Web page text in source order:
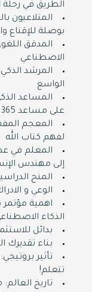
الطريق في رحلة
المتلاعبون
بوصلة للإقناع
المدقق
الاصطناعي
المرشد
الواسع
المساعد
على مساعد Microsoft Office 365
المعجم
لفهم كتاب الله
المعلم في
إلى مهندس
المنح
الوعي و
اهمية
الذكاء
بدائل
بناء تقديرك
تأثير
تتعلم!
تاريخ